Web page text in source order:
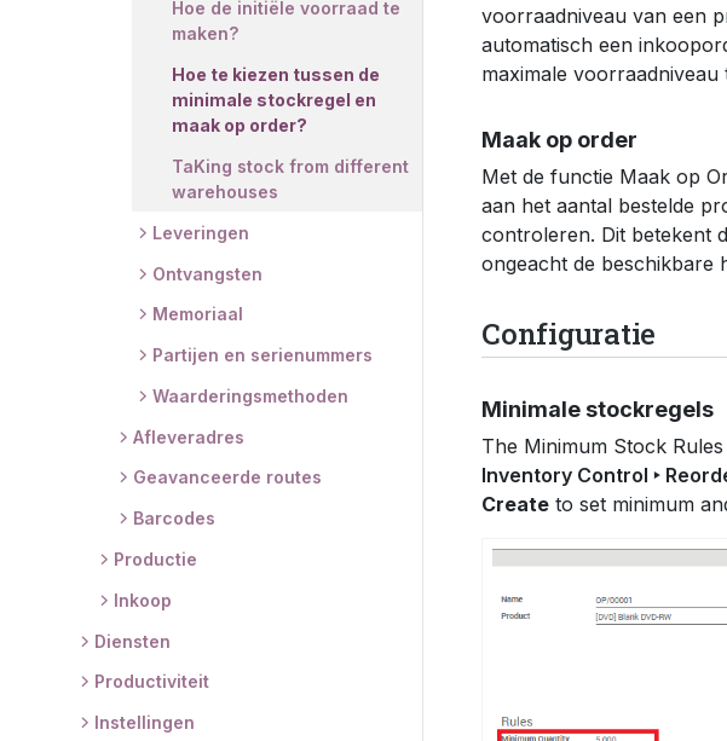
Hoe de initiële voorraad te
maken?
Hoe te kiezen tussen de
minimale stockregel en
maak op order?
TaKing stock from different
warehouses
Leveringen
Ontvangsten
Memoriaal
Partijen en serienummers
Waarderingsmethoden
Afleveradres
Geavanceerde routes
Barcodes
Productie
Inkoop
Diensten
Productiviteit
Instellingen
voorraadniveau van een
automatisch een
maximale voorraadniveau
Maak op order
Met de functie Maak op
aan het aantal bestelde
controleren. Dit betekent
ongeacht de beschikbare
Configuratie
Minimale stockregels
The Minimum Stock
Inventory Control ‣
Create to set minimum